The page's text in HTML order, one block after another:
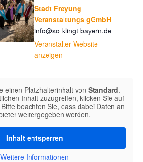
Stadt Freyung
Veranstaltungs gGmbH
info@so-klingt-bayern.de
Veranstalter-Website
anzeigen
einen Platzhalterinhalt von Standard.
Inhalt zuzugreifen, klicken Sie auf
beachten Sie, dass dabei Daten an
weitergegeben werden.
Inhalt entsperren
Weitere Informationen